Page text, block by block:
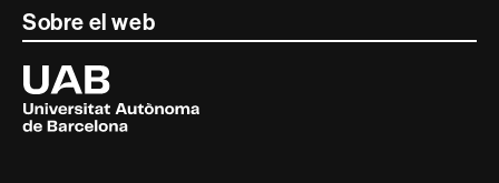
Sobre el web
Universitat
Autònoma
de
Barcelona